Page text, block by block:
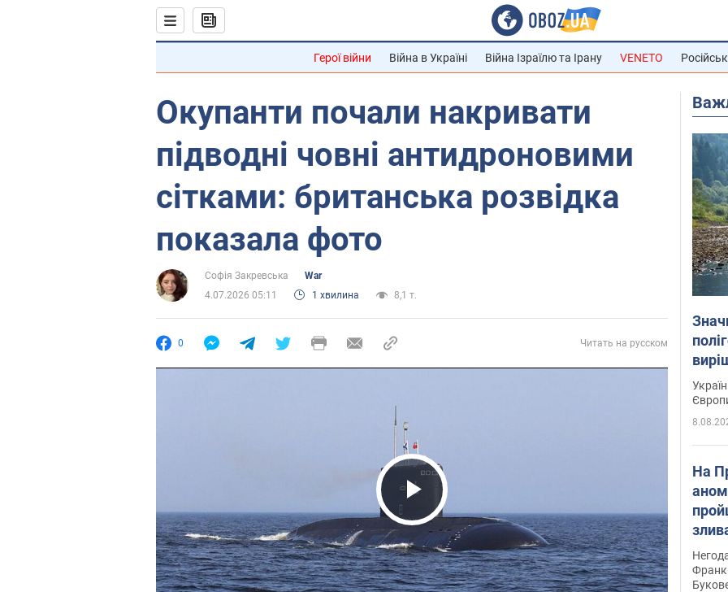
Герої війни Війна в Україні Війна Ізраїлю та Ірану VENETO
Окупанти почали накривати
підводні човні антидроновими
сітками: британська розвідка
показала фото
Софія Закревська
War
4.07.2026 05:11
1 хвилина 8,1 т.
0 Читать на русском
Play Video
На